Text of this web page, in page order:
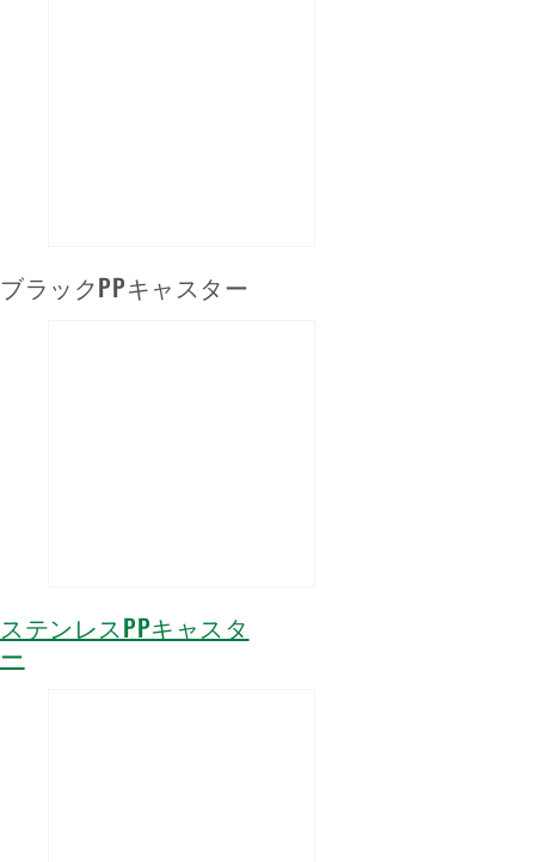
ブラックPPキャスター
ステンレスPPキャスタ
ー